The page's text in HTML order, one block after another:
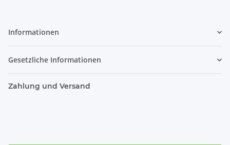
Informationen
Gesetzliche Informationen
Zahlung und Versand